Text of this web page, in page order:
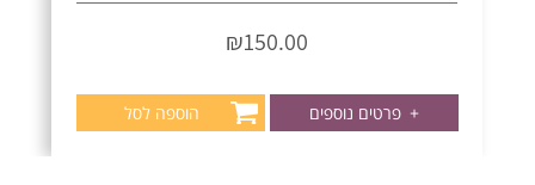
₪150.00
+ פרטים נוספים הוספה לסל